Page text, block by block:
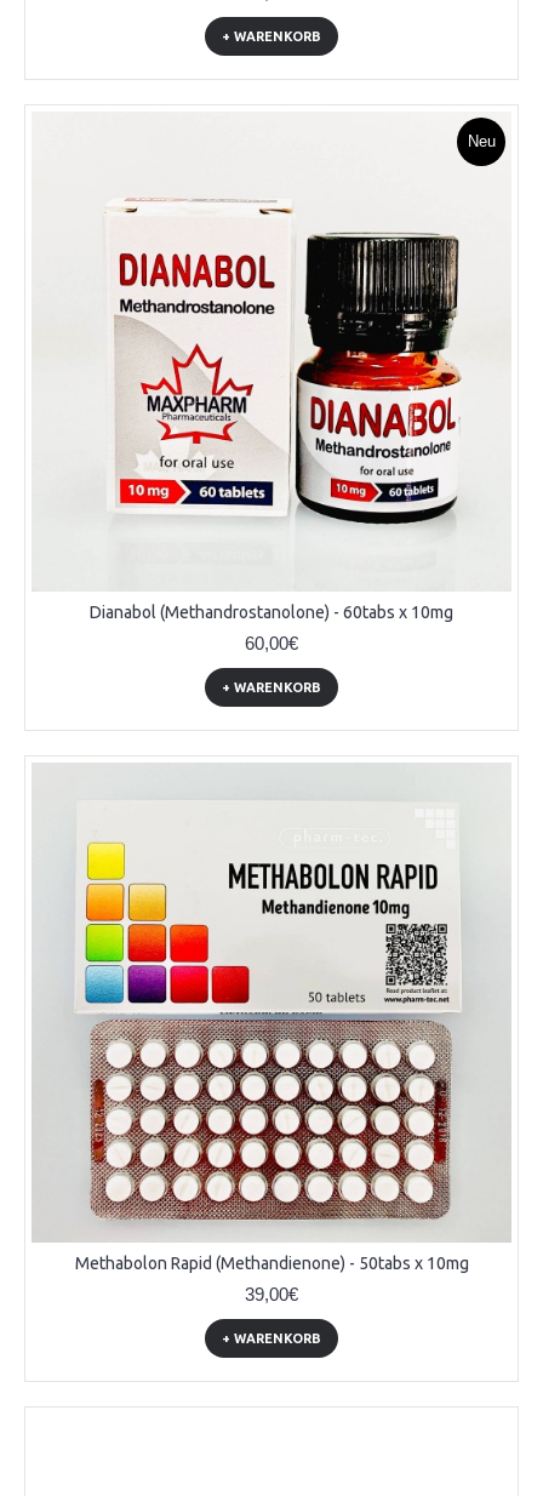
+ WARENKORB
Neu
Dianabol (Methandrostanolone) - 60tabs x 10mg
60,00€
+ WARENKORB
Methabolon Rapid (Methandienone) - 50tabs x 10mg
39,00€
+ WARENKORB